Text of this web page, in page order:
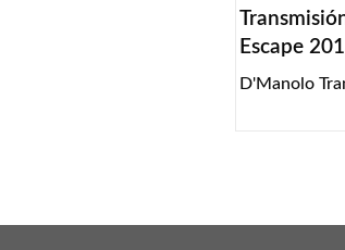
Escape
D'Manolo